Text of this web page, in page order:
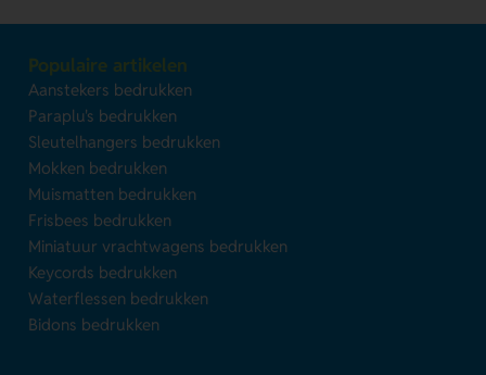
Populaire artikelen
Aanstekers bedrukken
Paraplu's bedrukken
Sleutelhangers bedrukken
Mokken bedrukken
Muismatten bedrukken
Frisbees bedrukken
Miniatuur vrachtwagens bedrukken
Keycords bedrukken
Waterflessen bedrukken
Bidons bedrukken